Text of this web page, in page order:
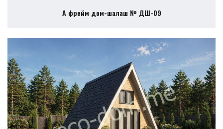
А фрейм дом-шалаш № ДШ-09